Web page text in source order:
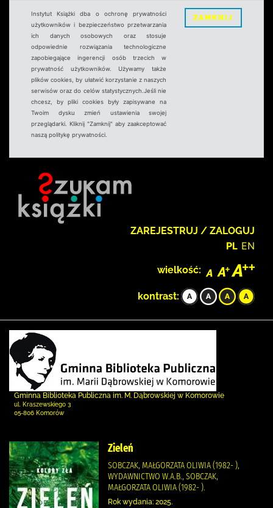
Instytut Książki dba o ochronę prywatności
użytkowników i bezpieczeństwo przetwarzania
ich danych osobowych oraz stosuje
odpowiednie rozwiązania technologiczne
zapobiegające ingerencji osób trzecich w
prywatność użytkowników. Używamy także
plików cookies, by ułatwić korzystanie z naszych
serwisów oraz do celów statystycznych.Jeśli nie
chcesz, by pliki cookies były zapisywane na
Twoim dysku zmień ustawienia swojej
przeglądarki. Kliknij "Zamknij" aby zaakceptować
naszą politykę prywatności.
ZAMKNIJ
ZAREJESTRUJ / ZALOGUJ
PL EN
wielkość:
kontrast:
Gminna Biblioteka Publiczna im. M. Dąbrowskiej w Komorowie
ul. Kraszewskiego 3
05-806 Komorów
Zieleń
SOBCZAK, MAŁGORZATA OLIWIA (1982- ),
WYDAWNICTWO W.A.B., SOBCZAK,
MAŁGORZATA OLIWIA (1982- ).
Rok wydania: 2025.